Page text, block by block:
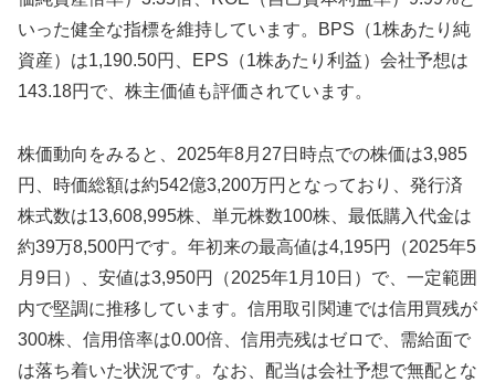
いった健全な指標を維持しています。BPS（1株あたり純
資産）は1,190.50円、EPS（1株あたり利益）会社予想は
143.18円で、株主価値も評価されています。
株価動向をみると、2025年8月27日時点での株価は3,985
円、時価総額は約542億3,200万円となっており、発行済
株式数は13,608,995株、単元株数100株、最低購入代金は
約39万8,500円です。年初来の最高値は4,195円（2025年5
月9日）、安値は3,950円（2025年1月10日）で、一定範囲
内で堅調に推移しています。信用取引関連では信用買残が
300株、信用倍率は0.00倍、信用売残はゼロで、需給面で
は落ち着いた状況です。なお、配当は会社予想で無配とな